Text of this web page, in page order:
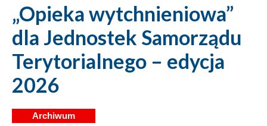
„Opieka wytchnieniowa”
dla Jednostek Samorządu
Terytorialnego – edycja
2026
Archiwum